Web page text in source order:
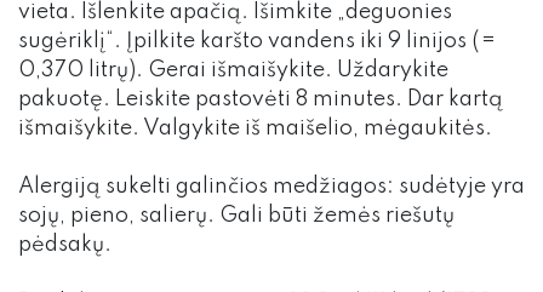
vieta. Išlenkite apačią. Išimkite „deguonies
sugėriklį“. Įpilkite karšto vandens iki 9 linijos (=
0,370 litrų). Gerai išmaišykite. Uždarykite
pakuotę. Leiskite pastovėti 8 minutes. Dar kartą
išmaišykite. Valgykite iš maišelio, mėgaukitės.
Alergiją sukelti galinčios medžiagos: sudėtyje yra
sojų, pieno, salierų. Gali būti žemės riešutų
pėdsakų.